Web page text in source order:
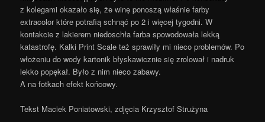
z kolegami okazało się, że winę ponoszą właśnie farby
extracolor które potrafią schnąć po 2 i więcej tygodni. W
kontakcie z lakierem niedoschła farba spowodowała lekką
katastrofę. Kalki Print Scale też sprawiły mi nieco problemów. Po
włożeniu do wody kartonik błyskawicznie się zrolował i nadruk
lekko popękał. Było z nim nieco zabawy.
A na fotkach efekt końcowy.
Tekst Maciek Poniatowski, zdjęcia Krzysztof Strużyna